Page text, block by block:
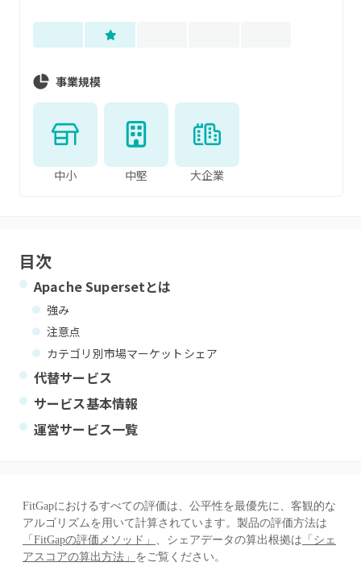
事業規模
中小 中堅 大企業
目次
Apache Supersetとは
強み
注意点
カテゴリ別市場マーケットシェア
代替サービス
サービス基本情報
運営サービス一覧
FitGapにおけるすべての評価は、公平性を最優先に、客観的な
アルゴリズムを用いて計算されています。製品の評価方法は
「FitGapの評価メソッド」 、シェアデータの算出根拠は 「シェ
アスコアの算出方法」 をご覧ください。